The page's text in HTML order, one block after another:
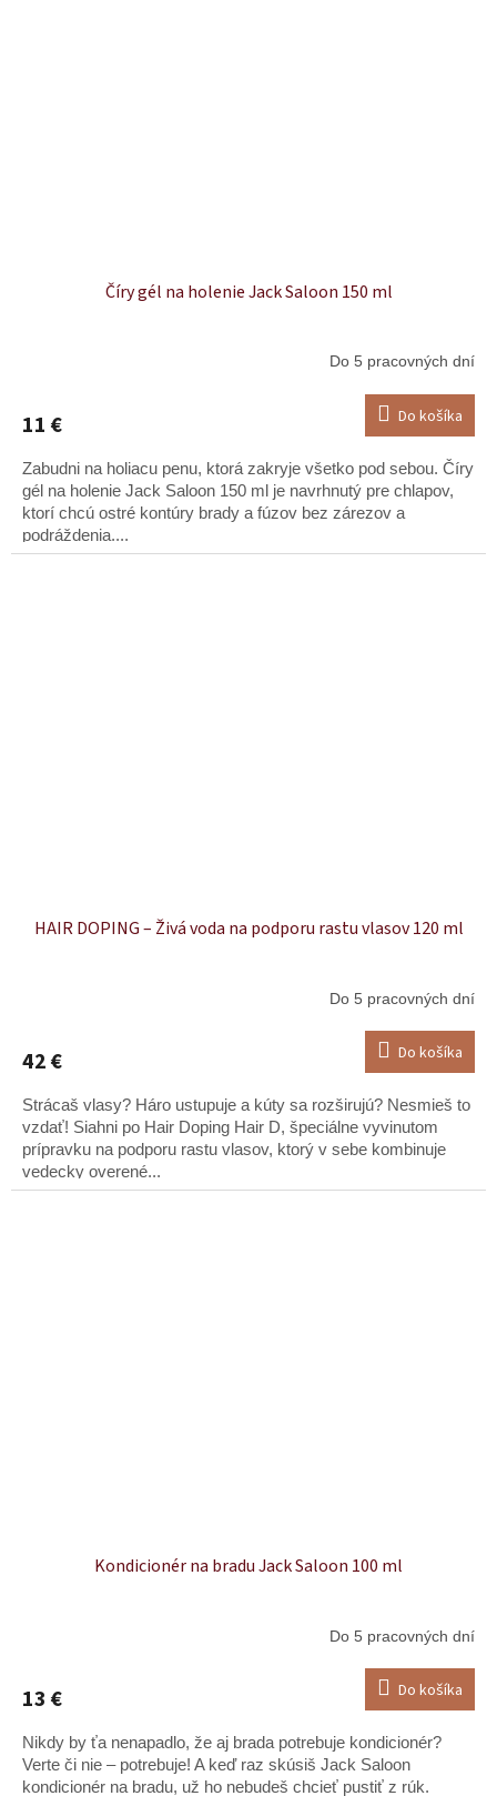
Číry gél na holenie Jack Saloon 150 ml
Do 5 pracovných dní
11 € Do košíka
Zabudni na holiacu penu, ktorá zakryje všetko pod sebou. Číry
gél na holenie Jack Saloon 150 ml je navrhnutý pre chlapov,
ktorí chcú ostré kontúry brady a fúzov bez zárezov a
podráždenia....
HAIR DOPING – Živá voda na podporu rastu vlasov 120 ml
Do 5 pracovných dní
42 € Do košíka
Strácaš vlasy? Háro ustupuje a kúty sa rozširujú? Nesmieš to
vzdať! Siahni po Hair Doping Hair D, špeciálne vyvinutom
prípravku na podporu rastu vlasov, ktorý v sebe kombinuje
vedecky overené...
Kondicionér na bradu Jack Saloon 100 ml
Do 5 pracovných dní
13 € Do košíka
Nikdy by ťa nenapadlo, že aj brada potrebuje kondicionér?
Verte či nie – potrebuje! A keď raz skúsiš Jack Saloon
kondicionér na bradu, už ho nebudeš chcieť pustiť z rúk.